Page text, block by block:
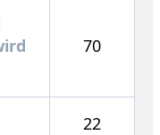
70
22